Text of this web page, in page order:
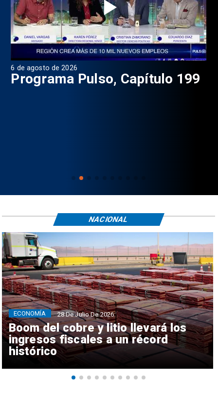
6 de agosto de 2026
Programa Pulso, Capítulo 199
Boom del cobre y litio llevará los
ingresos fiscales a un récord
histórico
ECONOMÍA 28 De Julio De 2026
NACIONAL